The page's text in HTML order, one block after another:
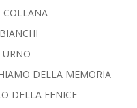
COLLANA
DELLA MEMORIA
DELLA FENICE